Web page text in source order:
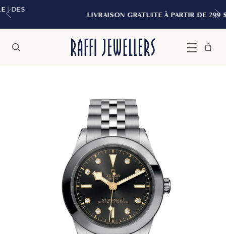
LIVRAISON GRATUITE À PARTIR DE 299 $*
Menu
Sac
Fermer